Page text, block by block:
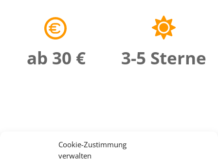
Cookie-Zustimmung
verwalten
ab 30 € 3-5 Sterne